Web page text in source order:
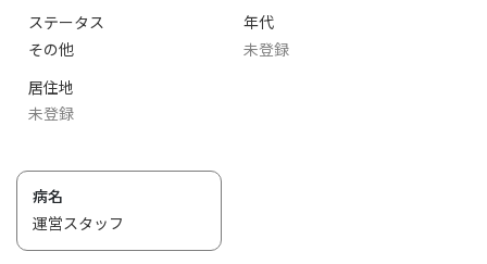
ステータス
その他
年代
未登録
居住地
未登録
病名
運営スタッフ